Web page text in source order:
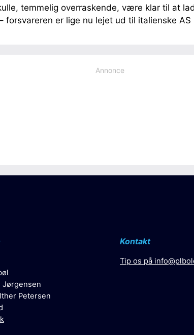
temmelig overraskende, være klar til at
forsvareren er lige nu lejet ud til italienske AS
Annonce
Jørgensen
Petersen
Kontakt
Tip os på